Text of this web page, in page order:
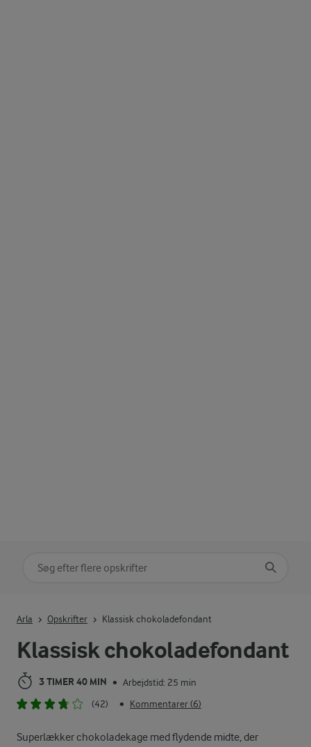
Klassisk chokoladefondant
3 TIMER 40 MIN • Arbejdstid: 25 min
(42)
• Kommentarer (6)
Superlækker chokoladekage med flydende midte, der
Arla Opskrifter Klassisk chokoladefondant
Søg på kategori